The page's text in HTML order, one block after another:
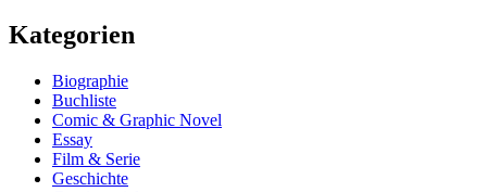
Kategorien
Biographie
Buchliste
Comic & Graphic Novel
Essay
Film & Serie
Geschichte